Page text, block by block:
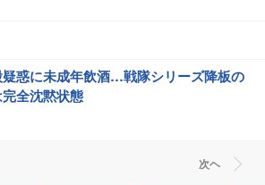
惑に未成年飲酒…戦隊シリーズ降板の
全沈黙状態
次ヘ